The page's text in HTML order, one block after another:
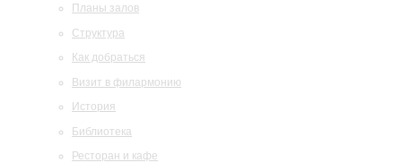
Планы залов
Структура
Как добраться
Визит в филармонию
История
Библиотека
Ресторан и кафе